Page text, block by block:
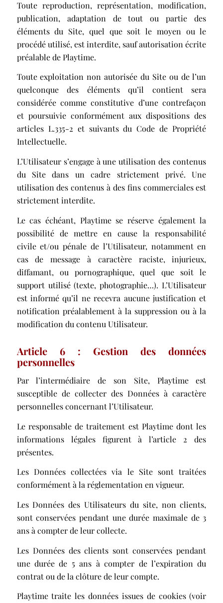
Toute reproduction, représentation, modification,
publication, adaptation de tout ou partie des
éléments du Site, quel que soit le moyen ou le
procédé utilisé, est interdite, sauf autorisation écrite
préalable de Playtime.
Toute exploitation non autorisée du Site ou de l’un
quelconque des éléments qu’il contient sera
considérée comme constitutive d’une contrefaçon
et poursuivie conformément aux dispositions des
articles L.335-2 et suivants du Code de Propriété
Intellectuelle.
L’Utilisateur s’engage à une utilisation des contenus
du Site dans un cadre strictement privé. Une
utilisation des contenus à des fins commerciales est
strictement interdite.
Le cas échéant, Playtime se réserve également la
possibilité de mettre en cause la responsabilité
civile et/ou pénale de l’Utilisateur, notamment en
cas de message à caractère raciste, injurieux,
diffamant, ou pornographique, quel que soit le
support utilisé (texte, photographie…). L’Utilisateur
est informé qu’il ne recevra aucune justification et
notification préalablement à la suppression ou à la
modification du contenu Utilisateur.
Article 6 : Gestion des données
personnelles
Par l’intermédiaire de son Site, Playtime est
susceptible de collecter des Données à caractère
personnelles concernant l’Utilisateur.
Le responsable de traitement est Playtime dont les
informations légales figurent à l’article 2 des
présentes.
Les Données collectées via le Site sont traitées
conformément à la réglementation en vigueur.
Les Données des Utilisateurs du site, non clients,
sont conservées pendant une durée maximale de 3
ans à compter de leur collecte.
Les Données des clients sont conservées pendant
une durée de 5 ans à compter de l’expiration du
contrat ou de la clôture de leur compte.
Playtime traite les données issues de cookies (voir